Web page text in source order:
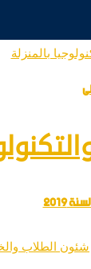
شئون الطلاب